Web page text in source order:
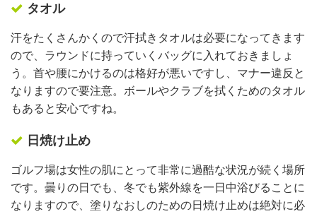
タオル
汗をたくさんかくので汗拭きタオルは必要になってきます
ので、ラウンドに持っていくバッグに入れておきましょ
う。首や腰にかけるのは格好が悪いですし、マナー違反と
なりますので要注意。ボールやクラブを拭くためのタオル
もあると安心ですね。
日焼け止め
ゴルフ場は女性の肌にとって非常に過酷な状況が続く場所
です。曇りの日でも、冬でも紫外線を一日中浴びることに
なりますので、塗りなおしのための日焼け止めは絶対に必